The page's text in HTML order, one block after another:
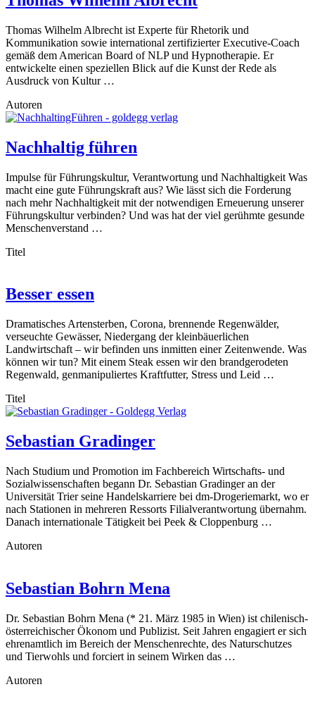
Thomas Wilhelm Albrecht ist Experte für Rhetorik und
Kommunikation sowie international zertifizierter Executive-Coach
gemäß dem American Board of NLP und Hypnotherapie. Er
entwickelte einen speziellen Blick auf die Kunst der Rede als
Ausdruck von Kultur …
Autoren
Nachhaltig führen
Impulse für Führungskultur, Verantwortung und Nachhaltigkeit Was
macht eine gute Führungskraft aus? Wie lässt sich die Forderung
nach mehr Nachhaltigkeit mit der notwendigen Erneuerung unserer
Führungskultur verbinden? Und was hat der viel gerühmte gesunde
Menschenverstand …
Titel
Besser essen
Dramatisches Artensterben, Corona, brennende Regenwälder,
verseuchte Gewässer, Niedergang der kleinbäuerlichen
Landwirtschaft – wir befinden uns inmitten einer Zeitenwende. Was
können wir tun? Mit einem Steak essen wir den brandgerodeten
Regenwald, genmanipuliertes Kraftfutter, Stress und Leid …
Titel
Sebastian Gradinger
Nach Studium und Promotion im Fachbereich Wirtschafts- und
Sozialwissenschaften begann Dr. Sebastian Gradinger an der
Universität Trier seine Handelskarriere bei dm-Drogeriemarkt, wo er
nach Stationen in mehreren Ressorts Filialverantwortung übernahm.
Danach internationale Tätigkeit bei Peek & Cloppenburg …
Autoren
Sebastian Bohrn Mena
Dr. Sebastian Bohrn Mena (* 21. März 1985 in Wien) ist chilenisch-
österreichischer Ökonom und Publizist. Seit Jahren engagiert er sich
ehrenamtlich im Bereich der Menschenrechte, des Naturschutzes
und Tierwohls und forciert in seinem Wirken das …
Autoren